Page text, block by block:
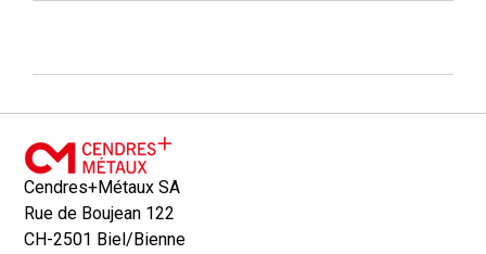
Cendres+Métaux SA
Rue de Boujean 122
CH-2501 Biel/Bienne